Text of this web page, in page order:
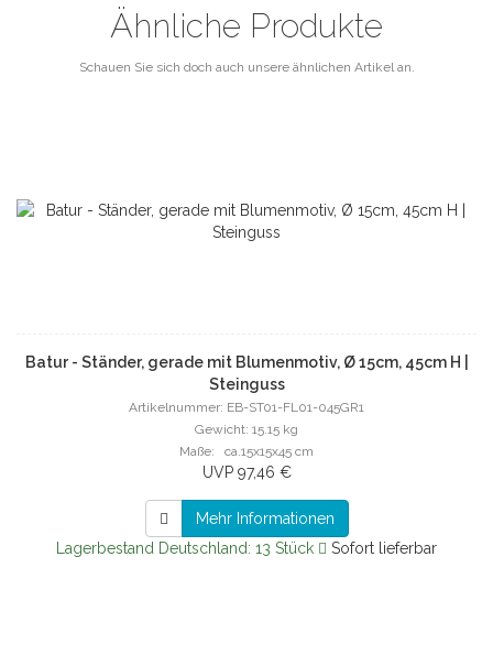
Ähnliche Produkte
Schauen Sie sich doch auch unsere ähnlichen Artikel an.
Batur - Ständer, gerade mit Blumenmotiv, Ø 15cm, 45cm H |
Steinguss
Artikelnummer: EB-ST01-FL01-045GR1
Gewicht: 15.15 kg
Maße: ca.15x15x45 cm
UVP 97,46 €
Mehr Informationen
Lagerbestand Deutschland: 13 Stück
Sofort lieferbar